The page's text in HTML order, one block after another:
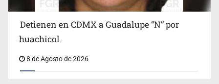
Detienen en CDMX a Guadalupe “N” por
huachicol
8 de Agosto de 2026